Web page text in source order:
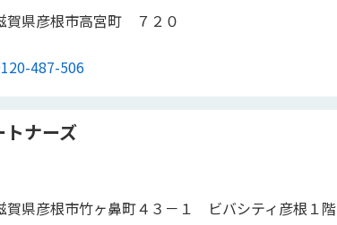
賀県彦根市高宮町 ７２０
487-506
ナーズ
賀県彦根市竹ヶ鼻町４３－１ ビバシティ彦根１階